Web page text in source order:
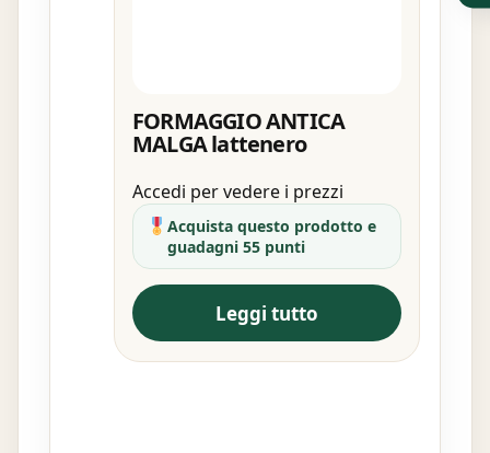
FORMAGGIO ANTICA
MALGA lattenero
Accedi per vedere i prezzi
Acquista questo prodotto e
guadagni 55 punti
Leggi tutto